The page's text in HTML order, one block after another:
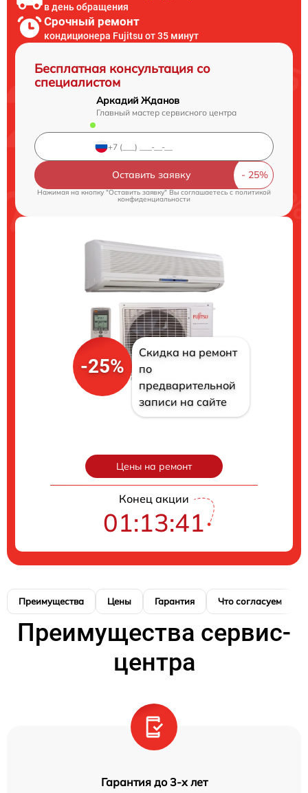
в день обращения
Срочный ремонт
кондиционера Fujitsu от 35 минут
Бесплатная консультация со
специалистом
Аркадий Жданов
Главный мастер сервисного центра
Оставить заявку
Нажимая на кнопку "Оставить заявку" Вы соглашаетесь cполитикой
конфиденциальности
-25%
Скидка на ремонт
по
предварительной
записи на сайте
Цены на ремонт
Конец акции
01:13:40
Преимущества Цены Гарантия Что согласуем
Преимущества сервис-
центра
Гарантия до 3-х лет